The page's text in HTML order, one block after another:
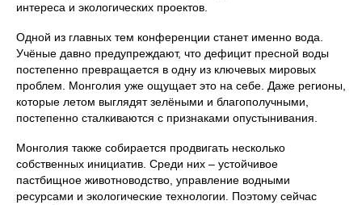
интереса и экологических проектов.
Одной из главных тем конференции станет именно вода.
Учёные давно предупреждают, что дефицит пресной воды
постепенно превращается в одну из ключевых мировых
проблем. Монголия уже ощущает это на себе. Даже регионы,
которые летом выглядят зелёными и благополучными,
постепенно сталкиваются с признаками опустынивания.
Монголия также собирается продвигать несколько
собственных инициатив. Среди них – устойчивое
пастбищное животноводство, управление водными
ресурсами и экологические технологии. Поэтому сейчас